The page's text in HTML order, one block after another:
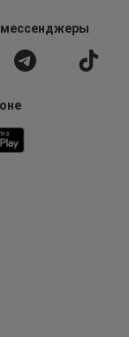
мессенджеры